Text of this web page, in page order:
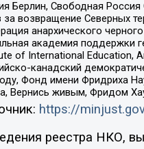
Берлин, Свободная
возвращение Северных
анархического
академия поддержки
of International Education,
канадский
Фонд имени Фридриха
Вернись живым, Фридом
https://
реестра НКО,